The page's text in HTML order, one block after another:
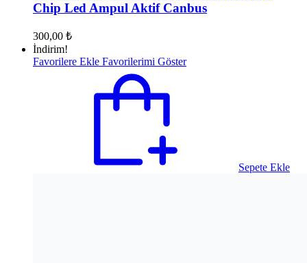
Chip Led Ampul Aktif Canbus
300,00 ₺
İndirim!
Favorilere Ekle Favorilerimi Göster
Sepete Ekle